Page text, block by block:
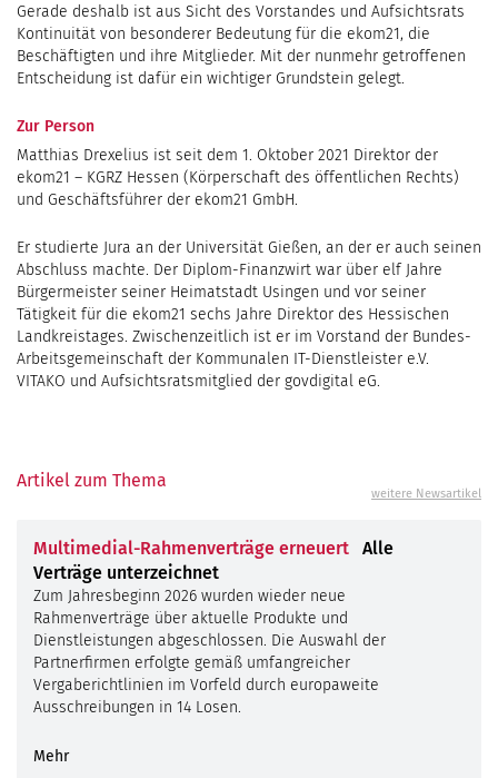
Gerade deshalb ist aus Sicht des Vorstandes und Aufsichtsrats
Kontinuität von besonderer Bedeutung für die ekom21, die
Beschäftigten und ihre Mitglieder. Mit der nunmehr getroffenen
Entscheidung ist dafür ein wichtiger Grundstein gelegt.
Zur Person
Matthias Drexelius ist seit dem 1. Oktober 2021 Direktor der
ekom21 – KGRZ Hessen (Körperschaft des öffentlichen Rechts)
und Geschäftsführer der ekom21 GmbH.
Er studierte Jura an der Universität Gießen, an der er auch seinen
Abschluss machte. Der Diplom-Finanzwirt war über elf Jahre
Bürgermeister seiner Heimatstadt Usingen und vor seiner
Tätigkeit für die ekom21 sechs Jahre Direktor des Hessischen
Landkreistages. Zwischenzeitlich ist er im Vorstand der Bundes-
Arbeitsgemeinschaft der Kommunalen IT-Dienstleister e.V.
VITAKO und Aufsichtsratsmitglied der govdigital eG.
Artikel zum Thema
weitere Newsartikel
Multimedial-Rahmenverträge erneuert
Alle
Verträge unterzeichnet
Zum Jahresbeginn 2026 wurden wieder neue
Rahmenverträge über aktuelle Produkte und
Dienstleistungen abgeschlossen. Die Auswahl der
Partnerfirmen erfolgte gemäß umfangreicher
Vergaberichtlinien im Vorfeld durch europaweite
Ausschreibungen in 14 Losen.
Mehr